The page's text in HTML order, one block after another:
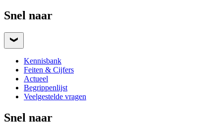
Snel naar
Kennisbank
Feiten & Cijfers
Actueel
Begrippenlijst
Veelgestelde vragen
Snel naar